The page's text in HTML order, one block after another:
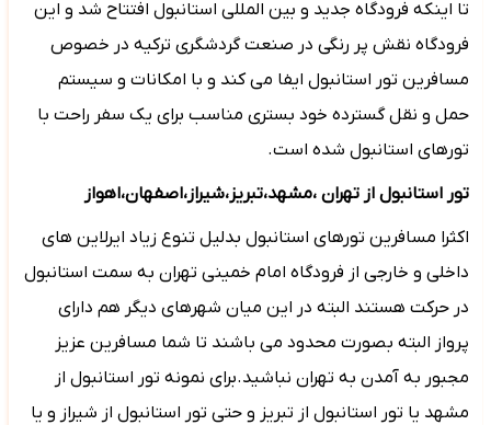
تا اینکه فرودگاه جدید و بین المللی استانبول افتتاح شد و این
فرودگاه نقش پر رنگی در صنعت گردشگری ترکیه در خصوص
مسافرین تور استانبول ایفا می کند و با امکانات و سیستم
حمل و نقل گسترده خود بستری مناسب برای یک سفر راحت با
تورهای استانبول شده است.
تور استانبول از تهران ،مشهد،تبریز،شیراز،اصفهان،اهواز
اکثرا مسافرین تورهای استانبول بدلیل تنوع زیاد ایرلاین های
داخلی و خارجی از فرودگاه امام خمینی تهران به سمت استانبول
در حرکت هستند البته در این میان شهرهای دیگر هم دارای
پرواز البته بصورت محدود می باشند تا شما مسافرین عزیز
مجبور به آمدن به تهران نباشید.برای نمونه تور استانبول از
مشهد یا تور استانبول از تبریز و حتی تور استانبول از شیراز و یا